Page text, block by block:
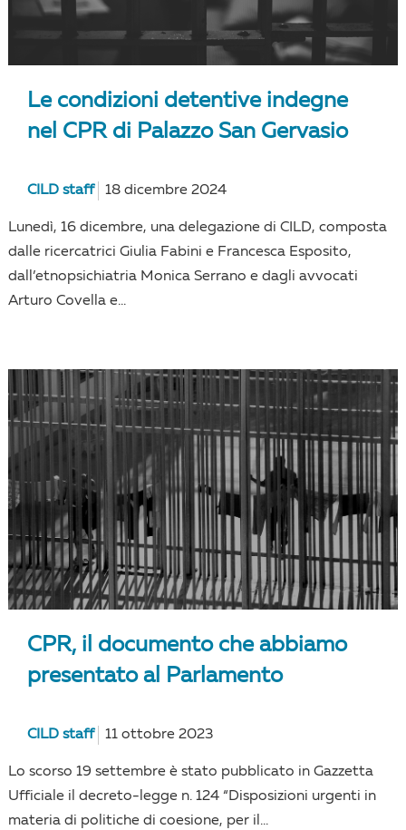
Le condizioni detentive indegne
nel CPR di Palazzo San Gervasio
CILD staff 18 dicembre 2024
Lunedì, 16 dicembre, una delegazione di CILD, composta
dalle ricercatrici Giulia Fabini e Francesca Esposito,
dall’etnopsichiatria Monica Serrano e dagli avvocati
Arturo Covella e...
CPR, il documento che abbiamo
presentato al Parlamento
CILD staff 11 ottobre 2023
Lo scorso 19 settembre è stato pubblicato in Gazzetta
Ufficiale il decreto-legge n. 124 “Disposizioni urgenti in
materia di politiche di coesione, per il...